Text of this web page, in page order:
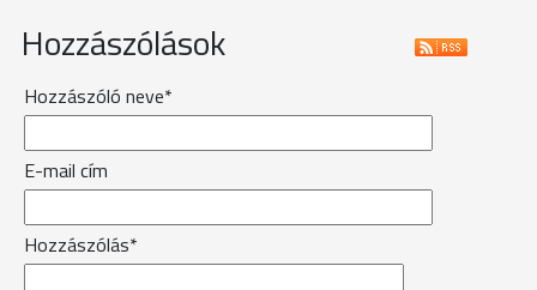
Hozzászólások
Hozzászóló neve*
E-mail cím
Hozzászólás*